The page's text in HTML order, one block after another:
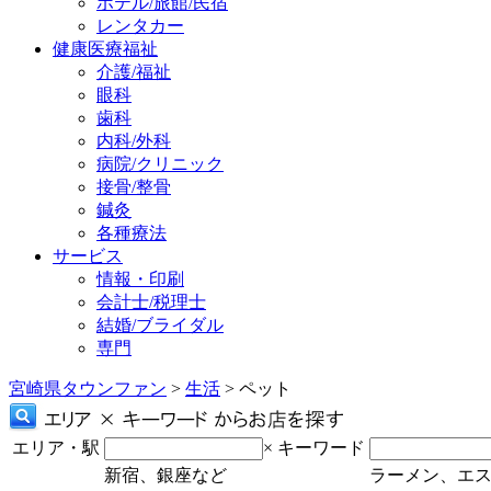
レンタカー
健康医療福祉
介護/福祉
眼科
歯科
内科/外科
病院/クリニック
接骨/整骨
鍼灸
各種療法
サービス
情報・印刷
会計士/税理士
結婚/ブライダル
専門
宮崎県タウンファン > 生活 > ペット
エリア・駅 × キーワード
新宿、銀座など
ラーメン、エ